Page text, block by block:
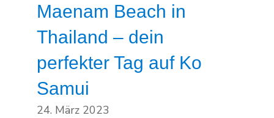
Maenam Beach in
Thailand – dein
perfekter Tag auf Ko
Samui
24. März 2023